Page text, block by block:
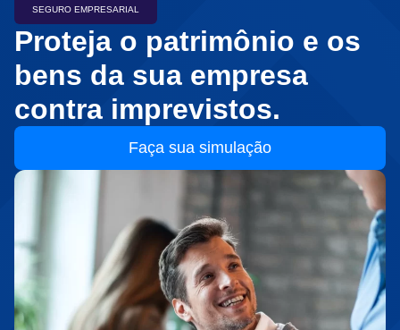
SEGURO EMPRESARIAL
Proteja o patrimônio e os
bens da sua empresa
contra imprevistos.
Faça sua simulação